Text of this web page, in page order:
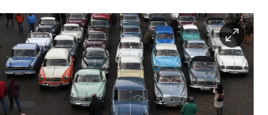
sport
berlin
nord
wahrheit